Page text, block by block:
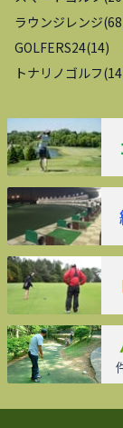
ラウンジレンジ(68
GOLFERS24(14)
トナリノゴルフ(14